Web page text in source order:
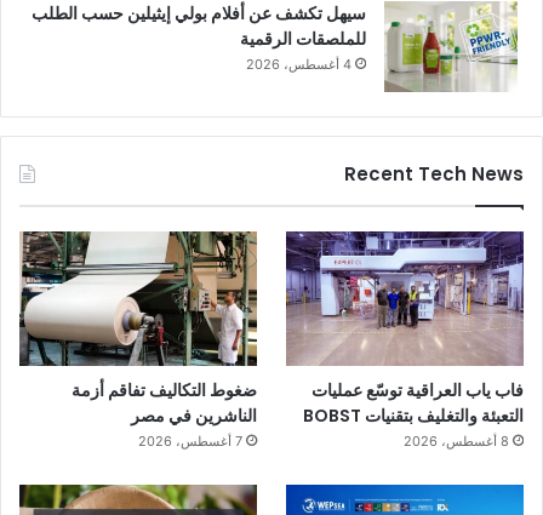
سيهل تكشف عن أفلام بولي إيثيلين حسب الطلب
للملصقات الرقمية
4 أغسطس، 2026
Recent Tech News
فاب ياب العراقية توسّع عمليات
التعبئة والتغليف بتقنيات BOBST
8 أغسطس، 2026
ضغوط التكاليف تفاقم أزمة
الناشرين في مصر
7 أغسطس، 2026